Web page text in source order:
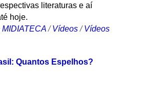
literaturas e aí
hoje.
MIDIATECA /Vídeos /Vídeos
Quantos Espelhos?